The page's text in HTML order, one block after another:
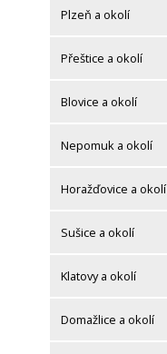
Plzeň a okolí
Přeštice a okolí
Blovice a okolí
Nepomuk a okolí
Horažďovice a okolí
Sušice a okolí
Klatovy a okolí
Domažlice a okolí